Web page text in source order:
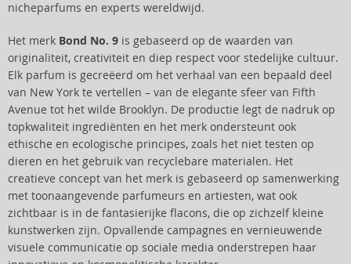
nicheparfums en experts wereldwijd.
Het merk Bond No. 9 is gebaseerd op de waarden van
originaliteit, creativiteit en diep respect voor stedelijke cultuur.
Elk parfum is gecreëerd om het verhaal van een bepaald deel
van New York te vertellen – van de elegante sfeer van Fifth
Avenue tot het wilde Brooklyn. De productie legt de nadruk op
topkwaliteit ingrediënten en het merk ondersteunt ook
ethische en ecologische principes, zoals het niet testen op
dieren en het gebruik van recyclebare materialen. Het
creatieve concept van het merk is gebaseerd op samenwerking
met toonaangevende parfumeurs en artiesten, wat ook
zichtbaar is in de fantasierijke flacons, die op zichzelf kleine
kunstwerken zijn. Opvallende campagnes en vernieuwende
visuele communicatie op sociale media onderstrepen haar